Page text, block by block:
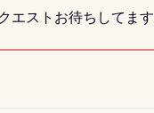
エストお待ちしてます